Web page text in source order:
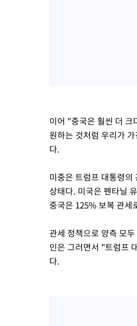
이어 "중국은 훨씬 더
원하는 것처럼 우리가
다.
미중은 트럼프 대통령
상태다. 미국은 펜타닐
중국은 125% 보복 관세
관세 정책으로 양측 모
인은 그러면서 "트럼프
다.